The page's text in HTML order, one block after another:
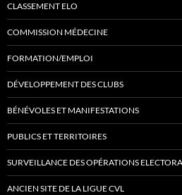
CLASSEMENT ELO
COMMISSION MÉDECINE
FORMATION/EMPLOI
DÉVELOPPEMENT DES CLUBS
BÉNÉVOLES ET MANIFESTATIONS
PUBLICS ET TERRITOIRES
SURVEILLANCE DES OPÉRATIONS
ANCIEN SITE DE LA LIGUE CVL